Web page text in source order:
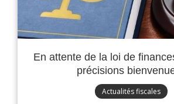
En attente de la loi de
précisions
Actualités fiscales